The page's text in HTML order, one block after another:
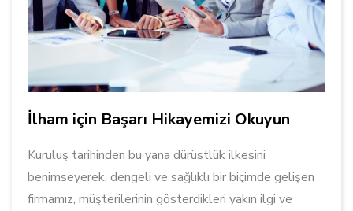
İlham için Başarı Hikayemizi Okuyun
Kuruluş tarihinden bu yana dürüstlük ilkesini
benimseyerek, dengeli ve sağlıklı bir biçimde gelişen
firmamız, müşterilerinin gösterdikleri yakın ilgi ve